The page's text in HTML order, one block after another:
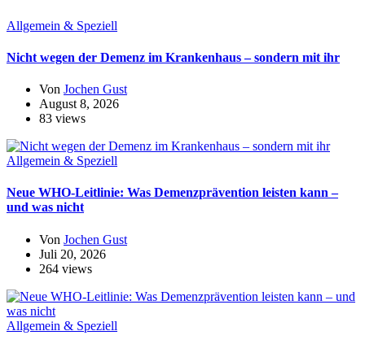
Allgemein & Speziell
Nicht wegen der Demenz im Krankenhaus – sondern mit ihr
Von Jochen Gust
August 8, 2026
83 views
Allgemein & Speziell
Neue WHO-Leitlinie: Was Demenzprävention leisten kann –
und was nicht
Von Jochen Gust
Juli 20, 2026
264 views
Allgemein & Speziell